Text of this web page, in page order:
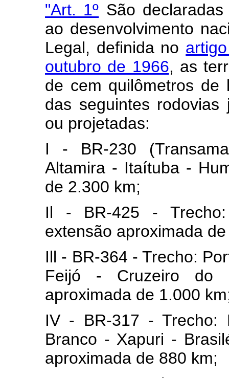
"Art. 1º São
ao desenvolvimento
Legal, definida no
outubro de 1966, as
de cem quilômetros
das seguintes
ou projetadas:
I - BR-230
Altamira - Itaítuba -
de 2.300 km;
Il - BR-425 -
extensão aproximada
Ill - BR-364 - Trecho:
Feijó - Cruzeiro do
aproximada de 1.000
IV - BR-317 -
Branco - Xapuri -
aproximada de 880 km;